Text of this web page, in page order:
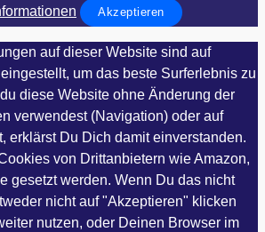
Akzeptieren
auf dieser Website sind auf
um das beste Surferlebnis zu
diese Website ohne Änderung der
verwendest (Navigation) oder auf
erklärst Du Dich damit einverstanden.
von Drittanbietern wie Amazon,
gesetzt werden. Wenn Du das nicht
nicht auf "Akzeptieren" klicken
nutzen, oder Deinen Browser im